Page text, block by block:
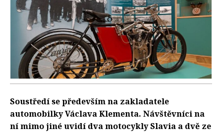
Soustředí se především na zakladatele
automobilky Václava Klementa. Návštěvníci na
ní mimo jiné uvidí dva motocykly Slavia a dvě ze